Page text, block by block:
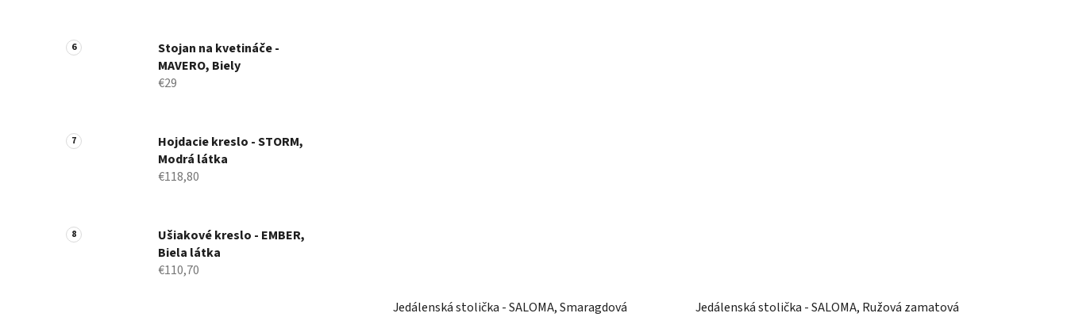
Stojan na kvetináče -
MAVERO, Biely
€29
Hojdacie kreslo - STORM,
Modrá látka
€118,80
Ušiakové kreslo - EMBER,
Biela látka
€110,70
Jedálenská stolička - SALOMA, Smaragdová
Jedálenská stolička - SALOMA, Ružová zamatová